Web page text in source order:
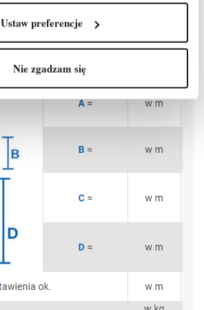
Ustaw preferencje
Nie zgadzam się